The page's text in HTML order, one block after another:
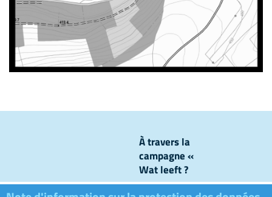
À travers la
campagne «
Wat leeft ?
», nous